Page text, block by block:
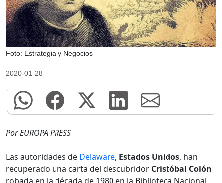
Foto: Estrategia y Negocios
2020-01-28
Por EUROPA PRESS
Las autoridades de Delaware, Estados Unidos, han
recuperado una carta del descubridor Cristóbal Colón
robada en la década de 1980 en la Biblioteca Nacional